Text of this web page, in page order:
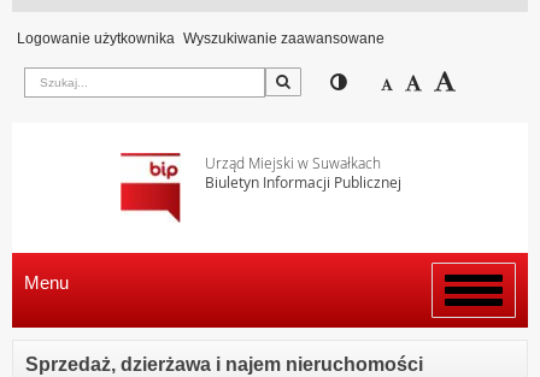
Logowanie użytkownika Wyszukiwanie zaawansowane
Szukaj Przełącz pomiędzy
Zmniejsz
Domyślny
Urząd Miejski w Suwałkach
Biuletyn Informacji Publicznej
Włącz
menu
Menu
Sprzedaż, dzierżawa i najem nieruchomości